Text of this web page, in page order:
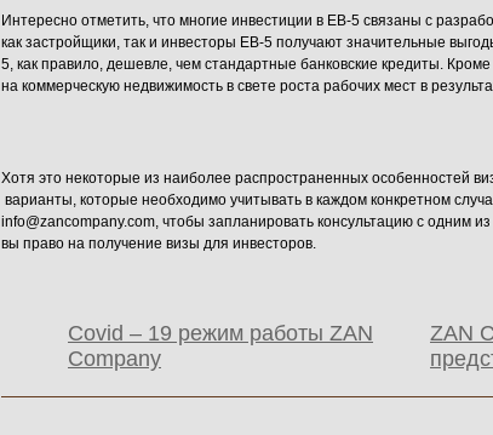
Интересно отметить, что многие инвестиции в EB-5 связаны с
как застройщики, так и инвесторы EB-5 получают значительные
5, как правило, дешевле, чем стандартные банковские кредиты.
на коммерческую недвижимость в свете роста рабочих мест в
Хотя это некоторые из наиболее распространенных особенностей
варианты, которые необходимо учитывать в каждом конкретном
info@zancompany.com, чтобы запланировать консультацию с одним
вы право на получение визы для инвесторов.
Covid – 19 режим работы ZAN
Company
ZAN